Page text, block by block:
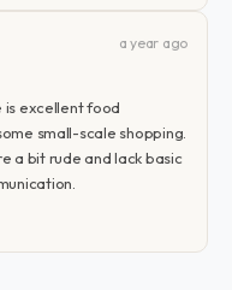
a year ago
is excellent food
small-scale shopping.
a bit rude and lack basic